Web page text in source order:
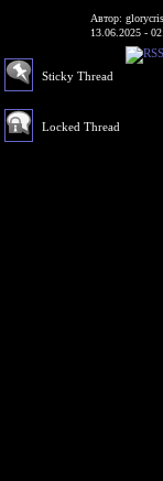
Автор:
13.06.2025 -
Sticky Thread
Locked Thread